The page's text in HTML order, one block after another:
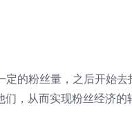
定的粉丝量，之后开始去
，从而实现粉丝经济的